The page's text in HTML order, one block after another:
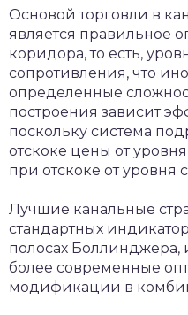
Основой торговли в
является правильное
коридора, то есть,
сопротивления, что
определенные
построения зависит
поскольку система
отскоке цены от
при отскоке от уровня
Лучшие канальные
стандартных
полосах Боллинджера,
более современные
модификации в